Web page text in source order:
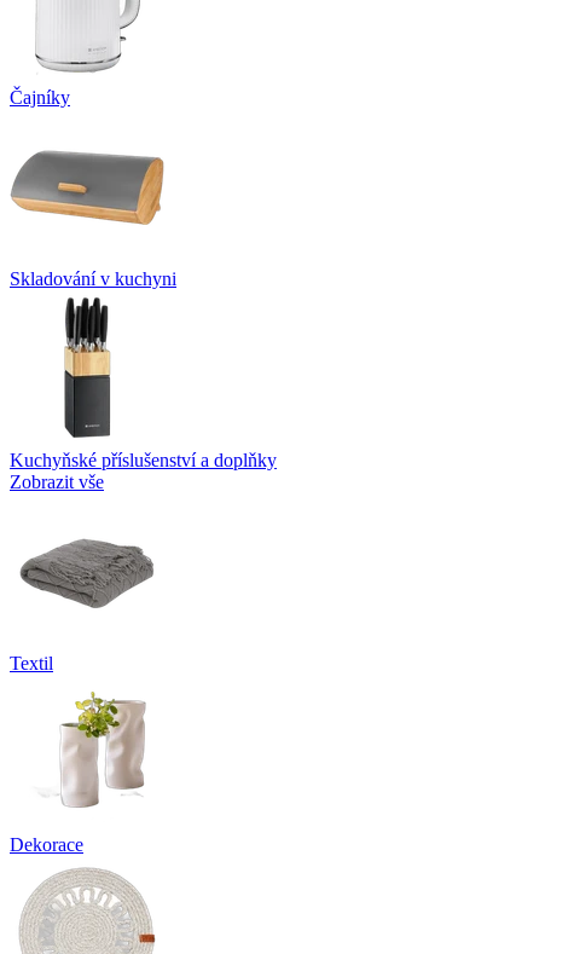
Čajníky
Skladování v kuchyni
Kuchyňské příslušenství a doplňky
Zobrazit vše
Textil
Dekorace